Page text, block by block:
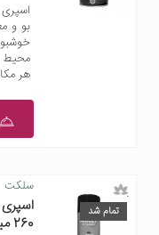
بو و
محیط
هر
تمام شد
سلکت
260 میلی لیتری